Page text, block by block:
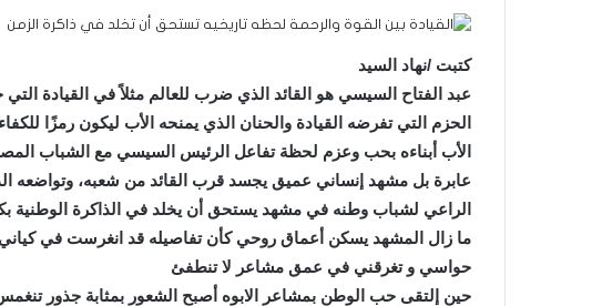
كتبت /نهاد السيد
عبد الفتاح السيسي هو القائد الذي ضرب للعالم مثلاً في القيادة
الحزم التي تفرضه القيادة والحنان الذي يمنحه الأب ليكون رمزًا
الأب أبناءه بحب وعزم لحظة تفاعل الرئيس السيسي مع الشباب
عابرة بل مشهد إنساني عميق يجسد قرب القائد من شعبه، وتواضعه
الراعي لشباب وطنه في مشهد يستحق أن يخلد في الذاكرة الوطنية
ما زال المشهد يسكن أعماق روحي كأن تفاصيله قد انغرست في
حواسي و تغرقني في عمق مشاعر لا تنطفئ
حين إلتقى حب الوطن بمشاعر الابوه أصبح الشعور بمثابة جذور